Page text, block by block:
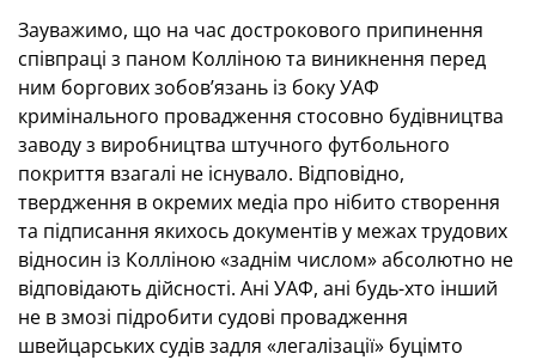
Зауважимо, що на час дострокового припинення
співпраці з паном Колліною та виникнення перед
ним боргових зобов’язань із боку УАФ
кримінального провадження стосовно будівництва
заводу з виробництва штучного футбольного
покриття взагалі не існувало. Відповідно,
твердження в окремих медіа про нібито створення
та підписання якихось документів у межах трудових
відносин із Колліною «заднім числом» абсолютно не
відповідають дійсності. Ані УАФ, ані будь-хто інший
не в змозі підробити судові провадження
швейцарських судів задля «легалізації» буцімто